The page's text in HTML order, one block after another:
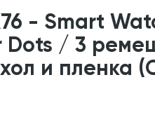
- Smart
Dots / 3
и пленка